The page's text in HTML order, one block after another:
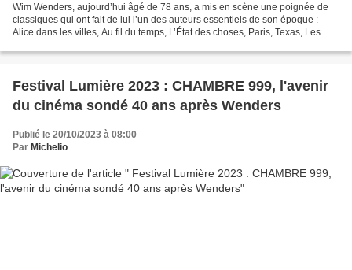
Wim Wenders, aujourd’hui âgé de 78 ans, a mis en scène une poignée de
classiques qui ont fait de lui l’un des auteurs essentiels de son époque :
Alice dans les villes, Au fil du temps, L’État des choses, Paris, Texas, Les
Festival Lumière 2023 : CHAMBRE 999, l'avenir
du cinéma sondé 40 ans après Wenders
Publié le 20/10/2023 à 08:00
Par Michelio